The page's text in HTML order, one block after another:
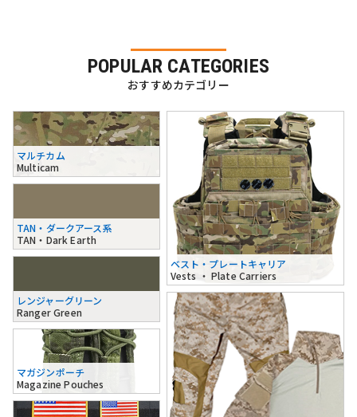
POPULAR CATEGORIES
おすすめカテゴリー
マルチカム
Multicam
TAN・ダークアース系
TAN・Dark Earth
レンジャーグリーン
Ranger Green
ベスト・プレートキャリア
Vests ・ Plate Carriers
マガジンポーチ
Magazine Pouches